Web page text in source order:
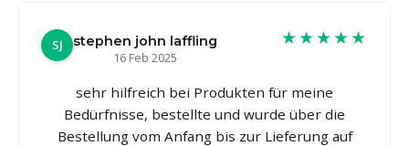
SJ
stephen john laffling
16 Feb 2025
★★★★★
sehr hilfreich bei Produkten für meine
Bedürfnisse, bestellte und wurde über die
Bestellung vom Anfang bis zur Lieferung auf